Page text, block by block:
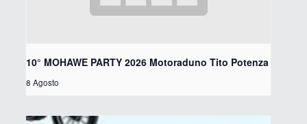
10° MOHAWE PARTY 2026 Motoraduno Tito Potenza
8 Agosto